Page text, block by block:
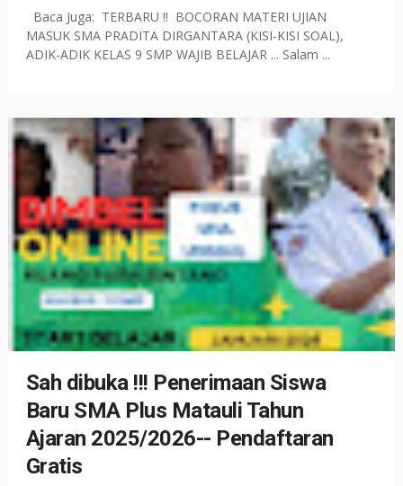
Baca Juga: TERBARU !! BOCORAN MATERI UJIAN
MASUK SMA PRADITA DIRGANTARA (KISI-KISI SOAL),
ADIK-ADIK KELAS 9 SMP WAJIB BELAJAR ... Salam ...
Sah dibuka !!! Penerimaan Siswa
Baru SMA Plus Matauli Tahun
Ajaran 2025/2026-- Pendaftaran
Gratis